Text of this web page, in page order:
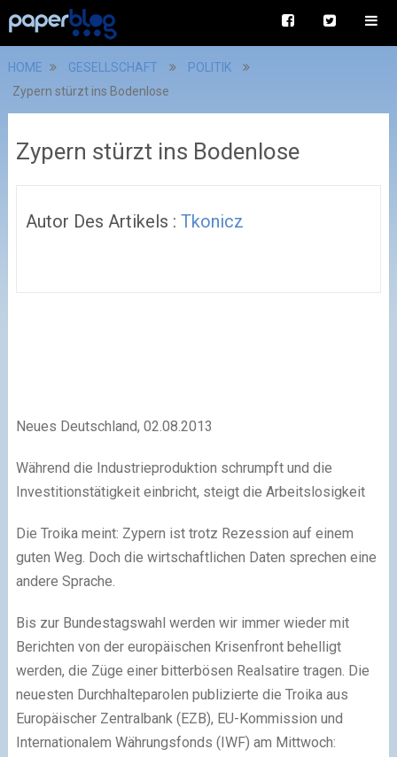
HOME GESELLSCHAFT
POLITIK
Zypern stürzt ins Bodenlose
Zypern stürzt ins Bodenlose
Autor Des Artikels : Tkonicz
Neues Deutschland, 02.08.2013
Während die Industrieproduktion schrumpft und die
Investitionstätigkeit einbricht, steigt die Arbeitslosigkeit
Die Troika meint: Zypern ist trotz Rezession auf einem
guten Weg. Doch die wirtschaftlichen Daten sprechen eine
andere Sprache.
Bis zur Bundestagswahl werden wir immer wieder mit
Berichten von der europäischen Krisenfront behelligt
werden, die Züge einer bitterbösen Realsatire tragen. Die
neuesten Durchhalteparolen publizierte die Troika aus
Europäischer Zentralbank (EZB), EU-Kommission und
Internationalem Währungsfonds (IWF) am Mittwoch: